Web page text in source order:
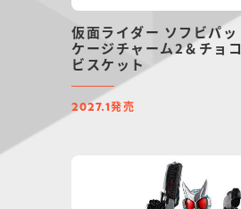
仮面ライダー ソフビパッ
ケージチャーム2＆チョコ
ビスケット
2027.1発売